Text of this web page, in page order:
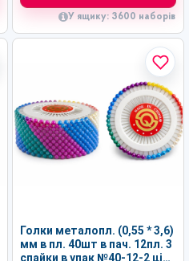
У ящику: 3600 наборів
Голки металопл. (0,55 * 3,6)
мм в пл. 40шт в пач. 12пл. 3
спайки в упак №40-12-2 ціна